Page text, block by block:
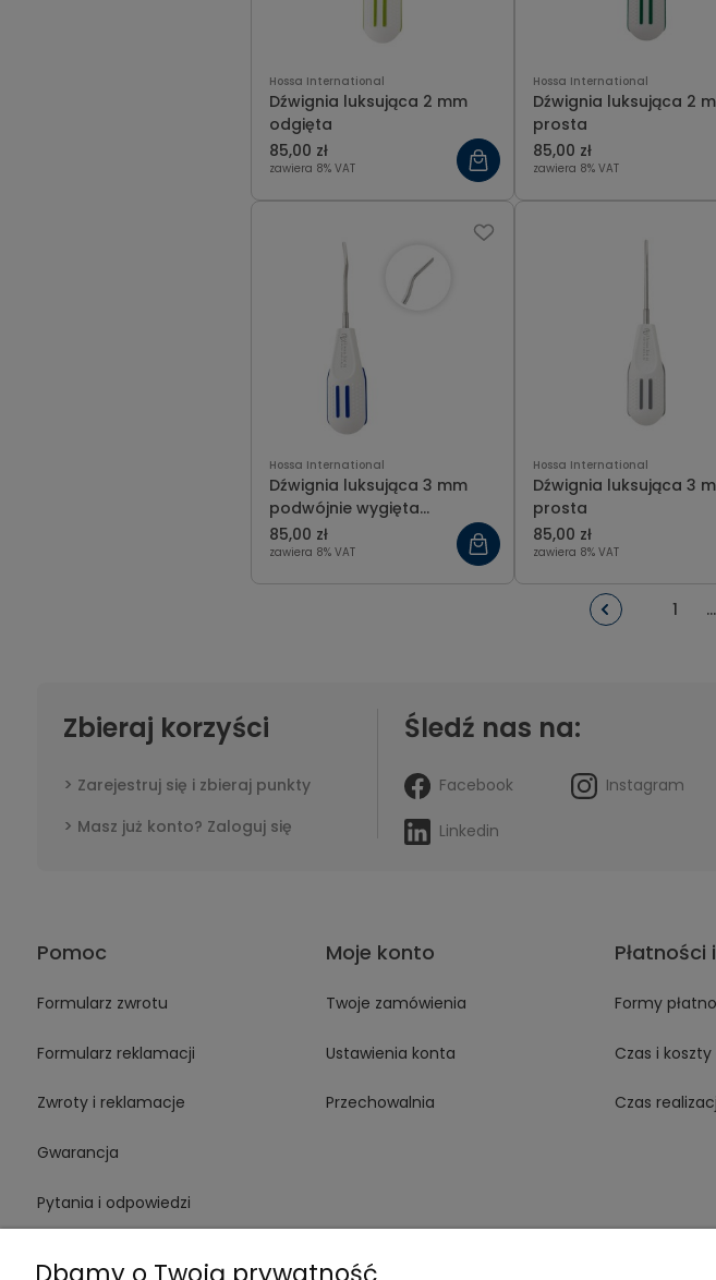
Hossa International
Dźwignia luksująca 2 mm
odgięta
85,00 zł
zawiera 8% VAT
Hossa International
Dźwignia luksująca 2
prosta
85,00 zł
zawiera 8% VAT
Hossa International
Dźwignia luksująca 3 mm
podwójnie wygięta
wewnętrznie
85,00 zł
zawiera 8% VAT
Hossa International
Dźwignia luksująca 3
prosta
85,00 zł
zawiera 8% VAT
1 ...
Zbieraj korzyści
Zarejestruj się i zbieraj punkty
Masz już konto? Zaloguj się
Śledź nas na:
Facebook Instagram
Linkedin
Pomoc
Formularz zwrotu
Formularz reklamacji
Zwroty i reklamacje
Gwarancja
Pytania i odpowiedzi
Moje konto
Twoje zamówienia
Ustawienia konta
Przechowalnia
Formy
Czas i
Czas